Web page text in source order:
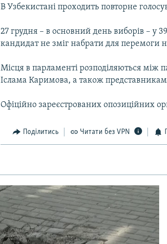
В Узбекистані проходить повторне
27 грудня – в основний день виборів – у
кандидат не зміг набрати для перемоги
Місця в парламенті розподіляються між
Іслама Каримова, а також
Офіційно зареєстрованих опозиційних
Поділитись Читати без VPN